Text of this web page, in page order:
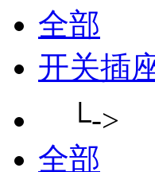
全部
开关插
└->
全部